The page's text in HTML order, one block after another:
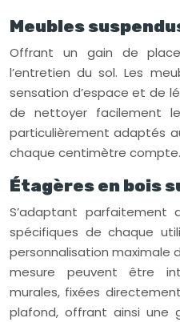
Meubles
Offrant un gain de
l’entretien du sol. Les
sensation d’espace et de
de nettoyer facilement
particulièrement adaptés
chaque centimètre compte.
Étagères en bois
S’adaptant parfaitement
spécifiques de chaque
personnalisation maximale
mesure peuvent être
murales, fixées
plafond, offrant ainsi une